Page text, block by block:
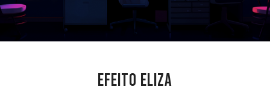
EFEITO ELIZA